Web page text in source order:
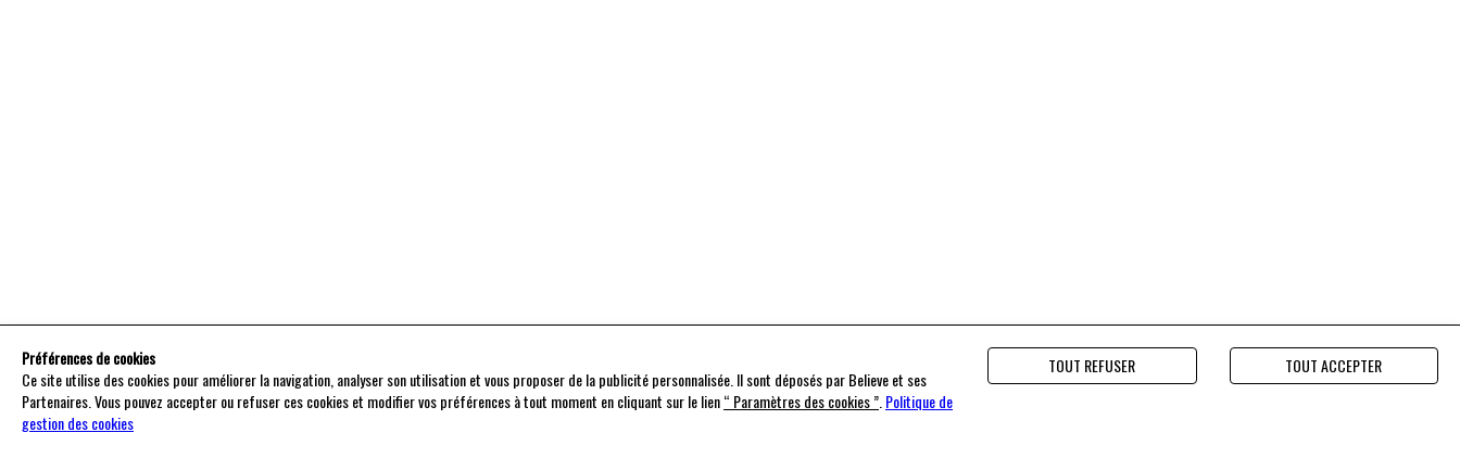
Préférences de cookies
Ce site utilise des cookies pour améliorer la navigation, analyser son utilisation et vous proposer de la publicité personnalisée. Il sont déposés par Believe et ses
Partenaires. Vous pouvez accepter ou refuser ces cookies et modifier vos préférences à tout moment en cliquant sur le lien“ Paramètres des cookies ” Politique de
gestion des cookies
TOUT REFUSER TOUT ACCEPTER